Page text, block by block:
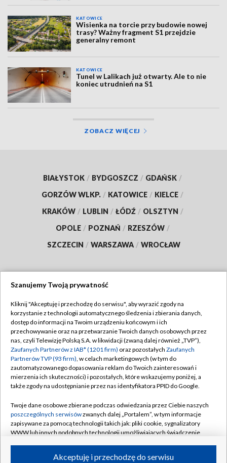
KATOWICE
Wisienka na torcie przy budowie nowej
trasy? Ważny fragment S1 przejdzie
generalny remont
KATOWICE
Tunel w Lalikach już otwarty. Ale to nie
koniec utrudnień na S1
ZOBACZ WIĘCEJ
BIAŁYSTOK / BYDGOSZCZ / GDAŃSK /
GORZÓW WLKP. / KATOWICE / KIELCE /
KRAKÓW / LUBLIN / ŁÓDŹ / OLSZTYN /
OPOLE / POZNAŃ / RZESZÓW /
SZCZECIN / WARSZAWA / WROCŁAW
TVP
Abonament TVP
Emisja w TVP
Centrum informacji TVP
Naziemna Telewizja Cyfrowa
Rada Programowa
System NOS
Informacje o nadawcy
Regulamin TVP
Polityka prywatności
Moje zgody
Pomoc
Kontakt
Kanały
Szanujemy Twoją prywatność
Kliknij "Akceptuję i przechodzę do serwisu", aby wyrazić zgody na
korzystanie z technologii automatycznego śledzenia i zbierania danych,
dostęp do informacji na Twoim urządzeniu końcowym i ich
przechowywanie oraz na przetwarzanie Twoich danych osobowych przez
nas, czyli Telewizję Polską S.A. w likwidacji (zwaną dalej również „TVP”),
Zaufanych Partnerów z IAB* (1201 firm) oraz pozostałych Zaufanych
Partnerów TVP (93 firm), w celach marketingowych (w tym do
zautomatyzowanego dopasowania reklam do Twoich zainteresowań i
mierzenia ich skuteczności) i pozostałych, które wskazujemy poniżej, a
także zgody na udostępnianie przez nas identyfikatora PPID do Google.
Twoje dane osobowe zbierane podczas odwiedzania przez Ciebie naszych
poszczególnych serwisówzwanych dalej „Portalem”, w tym informacje
zapisywane za pomocą technologii takich jak: pliki cookie, sygnalizatory
WWW lub innych podobnych technologii umożliwiających świadczenie
ruchu w Internecie.Akceptuję i przechodzę do serwisu